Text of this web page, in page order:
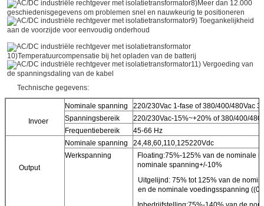
8)Meer dan 12.000
geschiedenisgegevens om problemen snel en nauwkeurig te positioneren
9) Toegankelijkheid
aan de voorzijde voor eenvoudig onderhoud
10)Temperatuurcompensatie bij het opladen van de batterij
11) Vergoeding van
de spanningsdaling van de kabel
Technische gegevens:
Invoer
Nominale spanning
220/230Vac 1-fase of 380/400/480Vac
Spanningsbereik
220/230Vac-15%~+20% of 380/400/
Frequentiebereik
45-66 Hz
Output
Nominale spanning
24,48,60,110,125220Vdc
Werkspanning
Floating:75%-125% van de nominale
nominale spanning+/-10%
Uitgelijnd: 75% tot 125% van de
en de nominale voedingsspanning ((0-